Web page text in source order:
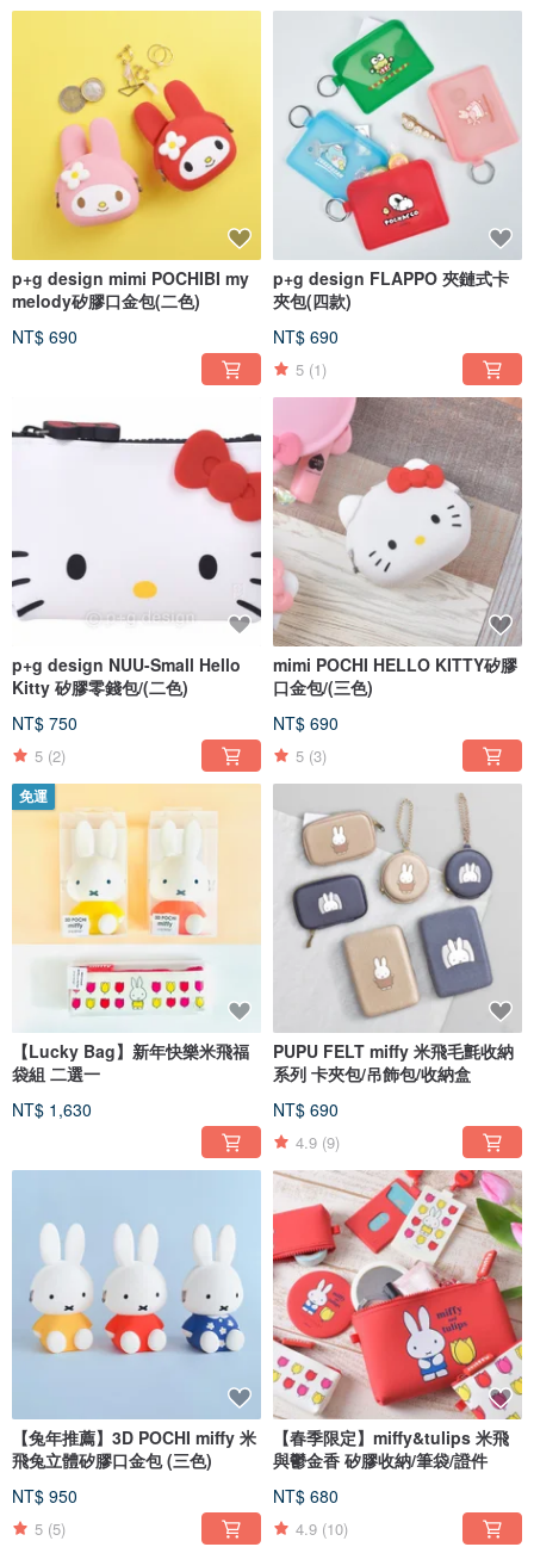
p+g design mimi POCHIBI my
melody矽膠口金包(二色)
NT$ 690
p+g design FLAPPO 夾鏈式卡
夾包(四款)
NT$ 690
5 (1)
p+g design NUU-Small Hello
Kitty 矽膠零錢包/(二色)
NT$ 750
5 (2)
mimi POCHI HELLO KITTY矽膠
口金包/(三色)
NT$ 690
5 (3)
免運
【Lucky Bag】新年快樂米飛福
袋組 二選一
NT$ 1,630
PUPU FELT miffy 米飛毛氈收納
系列 卡夾包/吊飾包/收納盒
NT$ 690
4.9 (9)
【兔年推薦】3D POCHI miffy 米
飛兔立體矽膠口金包 (三色)
NT$ 950
5 (5)
【春季限定】miffy&tulips 米飛
與鬱金香 矽膠收納/筆袋/證件
NT$ 680
4.9 (10)